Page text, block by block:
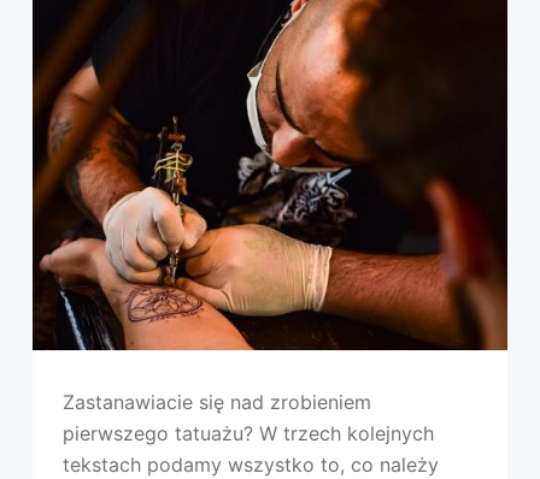
Zastanawiacie się nad zrobieniem
pierwszego tatuażu? W trzech kolejnych
tekstach podamy wszystko to, co należy